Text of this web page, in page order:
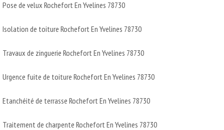
Pose de velux Rochefort En Yvelines 78730
Isolation de toiture Rochefort En Yvelines 78730
Travaux de zinguerie Rochefort En Yvelines 78730
Urgence fuite de toiture Rochefort En Yvelines 78730
Etanchéité de terrasse Rochefort En Yvelines 78730
Traitement de charpente Rochefort En Yvelines 78730